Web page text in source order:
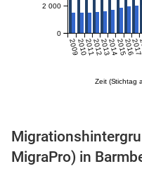
(Mikrozensus)
Zeit (Stichtag
20092010201120122013201420152016
0
2 000
MigraPro) in